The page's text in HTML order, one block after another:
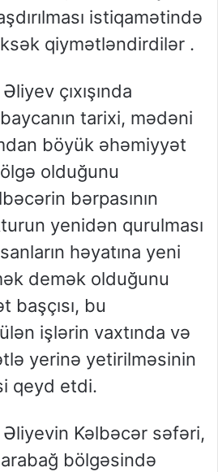
istiqamətində
qiymətləndirdilər .
çıxışında
tarixi, mədəni
böyük əhəmiyyət
olduğunu
bərpasının
yenidən qurulması
həyatına yeni
demək olduğunu
başçısı, bu
işlərin vaxtında və
yerinə yetirilməsinin
qeyd etdi.
Kəlbəcər səfəri,
bölgəsində